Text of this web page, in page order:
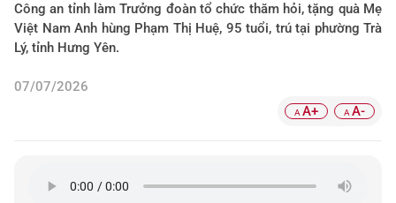
Công an tỉnh làm Trưởng đoàn tổ chức thăm hỏi, tặng quà Mẹ
Việt Nam Anh hùng Phạm Thị Huệ, 95 tuổi, trú tại phường Trà
Lý, tỉnh Hưng Yên.
07/07/2026
A A+ A A-